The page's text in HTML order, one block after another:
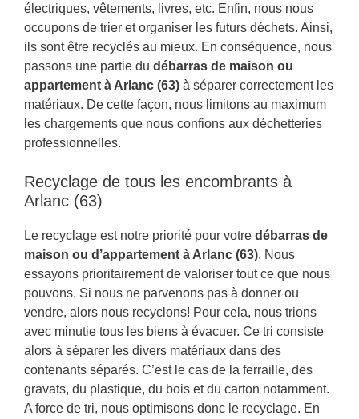
électriques, vêtements, livres, etc. Enfin, nous nous
occupons de trier et organiser les futurs déchets. Ainsi,
ils sont être recyclés au mieux. En conséquence, nous
passons une partie du débarras de maison ou
appartement à Arlanc (63) à séparer correctement les
matériaux. De cette façon, nous limitons au maximum
les chargements que nous confions aux déchetteries
professionnelles.
Recyclage de tous les encombrants à
Arlanc (63)
Le recyclage est notre priorité pour votre débarras de
maison ou d’appartement à Arlanc (63). Nous
essayons prioritairement de valoriser tout ce que nous
pouvons. Si nous ne parvenons pas à donner ou
vendre, alors nous recyclons! Pour cela, nous trions
avec minutie tous les biens à évacuer. Ce tri consiste
alors à séparer les divers matériaux dans des
contenants séparés. C’est le cas de la ferraille, des
gravats, du plastique, du bois et du carton notamment.
A force de tri, nous optimisons donc le recyclage. En